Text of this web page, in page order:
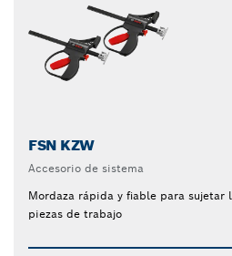
FSN KZW
Accesorio de sistema
Mordaza rápida y fiable para sujetar
piezas de trabajo